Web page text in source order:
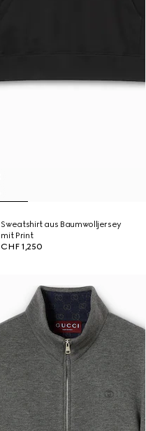
Sweatshirt aus Baumwolljersey
mit Print
CHF 1,250